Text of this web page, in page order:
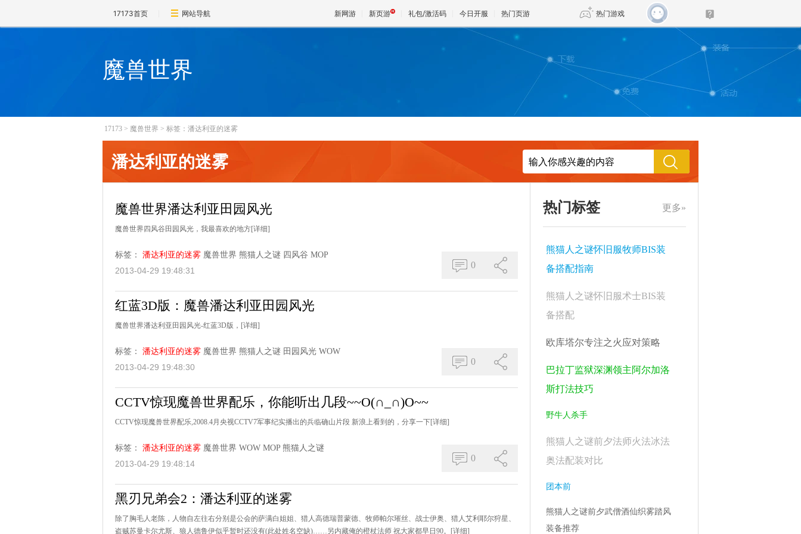
17173首页 网站导航 新网游 新页游 礼包/激活码 今日开服 热门页游 热门游戏
DNF 传奇4
天堂
王权与自由 诛仙世界 新仙侠5
魔兽世界
17173 > 魔兽世界 > 标签：潘达利亚的迷雾
潘达利亚的迷雾
魔兽世界潘达利亚田园风光
魔兽世界四风谷田园风光，我最喜欢的地方[详细]
标签： 潘达利亚的迷雾 魔兽世界 熊猫人之谜 四风谷 MOP
2013-04-29 19:48:31
0
红蓝3D版：魔兽潘达利亚田园风光
魔兽世界潘达利亚田园风光-红蓝3D版， [详细]
标签： 潘达利亚的迷雾 魔兽世界 熊猫人之谜 田园风光 WOW
2013-04-29 19:48:30
0
CCTV惊现魔兽世界配乐，你能听出几段~~O(∩_∩)O~~
CCTV惊现魔兽世界配乐,2008.4月央视CCTV7军事纪实播出的兵临确山片段 新浪上看到的，分享一下[详细]
标签： 潘达利亚的迷雾 魔兽世界 WOW MOP 熊猫人之谜
2013-04-29 19:48:14
0
黑刃兄弟会2：潘达利亚的迷雾
除了胸毛人老陈，人物自左往右分别是公会的萨满白姐姐、猎人高德瑞普蒙德、牧师帕尔璀丝、战士伊奥、猎人艾利耶尔狩星、
盗贼苏曼卡尔尤斯、狼人德鲁伊似乎暂时还没有(此处姓名空缺)……另内藏俺的橙杖法师 祝大家都早日90。
[详细]
更多»
热门标签
熊猫人之谜怀旧服牧师BIS装
备搭配指南
熊猫人之谜怀旧服术士BIS装
备搭配
欧库塔尔专注之火应对策略
巴拉丁监狱深渊领主阿尔加洛
斯打法技巧
野牛人杀手
熊猫人之谜前夕法师火法冰法
奥法配装对比
团本前
熊猫人之谜前夕武僧酒仙织雾踏风
装备推荐